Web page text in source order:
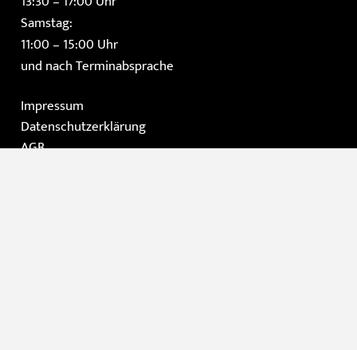
Samstag:
11:00 – 15:00 Uhr
und nach Terminabsprache
Impressum
Datenschutzerklärung
AGB